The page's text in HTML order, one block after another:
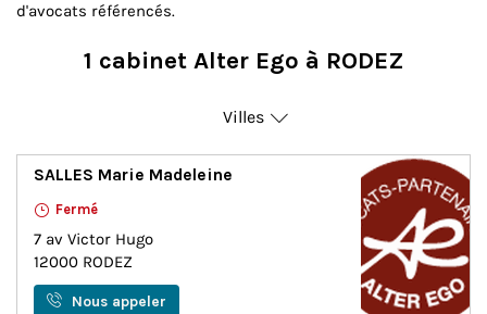
d'avocats référencés.
1 cabinet Alter Ego à RODEZ
Villes
Rodez
SALLES Marie Madeleine
Fermé
7 av Victor Hugo
12000 RODEZ
Nous appeler